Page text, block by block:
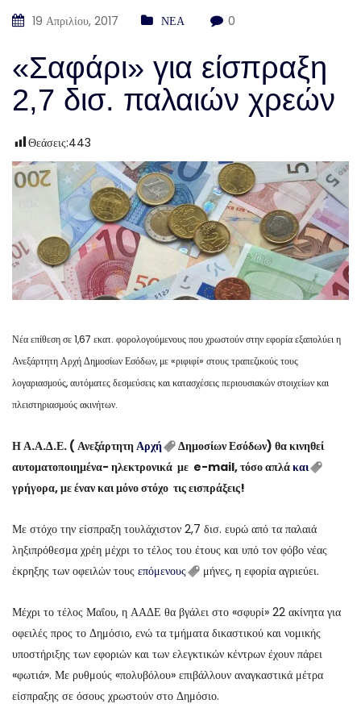
19 Απριλίου, 2017 ΝΕΑ 0
«Σαφάρι» για είσπραξη
2,7 δισ. παλαιών χρεών
Θεάσεις:443
Νέα επίθεση σε 1,67 εκατ. φορολογούμενους που χρωστούν στην εφορία εξαπολύει η
Ανεξάρτητη Αρχή Δημοσίων Εσόδων, με «ριφιφί» στους τραπεζικούς τους
λογαριασμούς, αυτόματες δεσμεύσεις και κατασχέσεις περιουσιακών στοιχείων και
πλειστηριασμούς ακινήτων.
Η Α.Α.Δ.Ε. ( ΑνεξάρτητηΑρχή
Δημοσίων Εσόδων) θα κινηθεί
αυτοματοποιημένα- ηλεκτρονικά με e-mail, τόσο απλάκαι
γρήγορα, με έναν και μόνο στόχο τις εισπράξεις!
Με στόχο την είσπραξη τουλάχιστον 2,7 δισ. ευρώ από τα παλαιά
ληξιπρόθεσμα χρέη μέχρι το τέλος του έτους και υπό τον φόβο νέας
έκρηξης των οφειλών τους επόμενους μήνες, η εφορία αγριεύει.
Μέχρι το τέλος Μαΐου, η ΑΑΔΕ θα βγάλει στο «σφυρί» 22 ακίνητα για
οφειλές προς το Δημόσιο, ενώ τα τμήματα δικαστικού και νομικής
υποστήριξης των εφοριών και των ελεγκτικών κέντρων έχουν πάρει
«φωτιά». Με ρυθμούς «πολυβόλου» επιβάλλουν αναγκαστικά μέτρα
είσπραξης σε όσους χρωστούν στο Δημόσιο.